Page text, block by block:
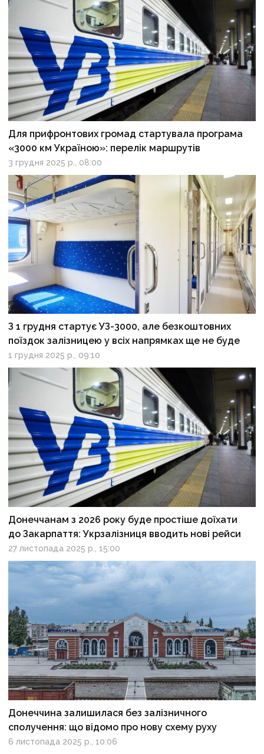
Для прифронтових громад стартувала програма
«3000 км Україною»: перелік маршрутів
3 грудня 2025 р., 08:00
З 1 грудня стартує УЗ-3000, але безкоштовних
поїздок залізницею у всіх напрямках ще не буде
1 грудня 2025 р., 09:10
Донеччанам з 2026 року буде простіше доїхати
до Закарпаття: Укрзалізниця вводить нові рейси
27 листопада 2025 р., 15:00
Донеччина залишилася без залізничного
сполучення: що відомо про нову схему руху
6 листопада 2025 р., 10:06